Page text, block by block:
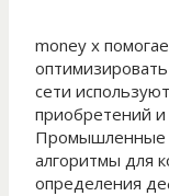
money x
сети
приобретений и
Промышленные
алгоритмы для
определения